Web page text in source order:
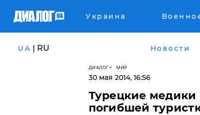
Украина
UA | RU Новости
ДИАЛОГ МИР
30 мая 2014, 16:56
​Турецкие медики
погибшей